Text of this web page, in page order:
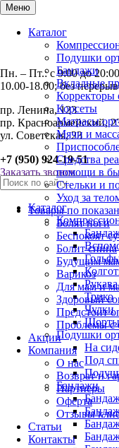
Меню
Каталог
Подушки
Бандажи
Вкладные
Корректоры
Корсеты
Матрасы
Мячи и
Средства
помощи в
Стельки и
Уход за
Товары по
Болят ноги
Беспокоят
Болит спина
Будущим
Варикоз
Для мам и
Здоровый
Предстоит
Проблемы с
Акции
Компания
О нас
Возврат и
Партнеры
Оферта
Отзывы
Статьи
Контакты
Пн. – Пт.: с 9:00 до
10.00-18.00; без
пр. Ленина, 123
пр. Красноармейский,
ул. Советская, 23
+7 (950) 924-19-51
Заказать звонок
Каталог
Трико
Чулки
Шорты
Подушки
На
Под
Бандажи